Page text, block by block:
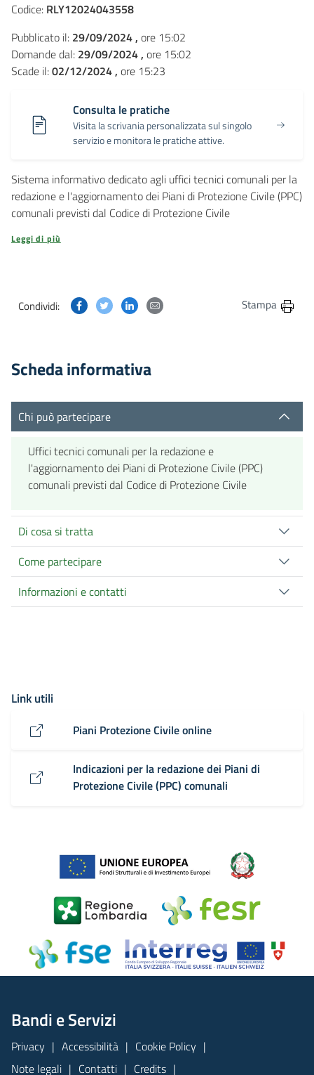
Codice: RLY12024043558
Pubblicato il: 29/09/2024 , ore 15:02
Domande dal: 29/09/2024 , ore 15:02
Scade il:02/12/2024 , ore 15:23
Consulta le pratiche
Visita la scrivania personalizzata sul singolo
servizio e monitora le pratiche attive.
Sistema informativo dedicato agli uffici tecnici comunali per la
redazione e l'aggiornamento dei Piani di Protezione Civile (PPC)
comunali previsti dal Codice di Protezione Civile
Leggi di più
Condividi: Condividi questa pagina su Facebook
Condividi questa pagina su Twitter
Condividi questa pagina su Linkedin
Condividi questa pagina via
Stampa
Scheda informativa
Chi può partecipare
Uffici tecnici comunali per la redazione e
l'aggiornamento dei Piani di Protezione Civile (PPC)
comunali previsti dal Codice di Protezione Civile
Di cosa si tratta
Come partecipare
Informazioni e contatti
Link utili
Piani Protezione Civile online
Indicazioni per la redazione dei Piani di
Protezione Civile (PPC) comunali
Bandi e Servizi
Privacy Accessibilità
Cookie Policy
Note legali
Contatti Credits